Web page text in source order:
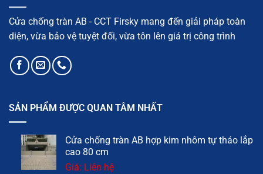
Cửa chống tràn AB - CCT Firsky mang đến giải pháp toàn
diện, vừa bảo vệ tuyệt đối, vừa tôn lên giá trị công trình
SẢN PHẨM ĐƯỢC QUAN TÂM NHẤT
Cửa chống tràn AB hợp kim nhôm tự tháo lắp
cao 80 cm
Giá: Liên hệ